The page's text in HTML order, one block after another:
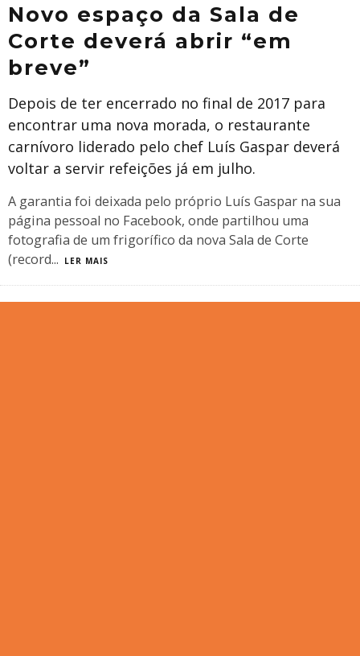
Novo espaço da Sala de
Corte deverá abrir “em
breve”
Depois de ter encerrado no final de 2017 para
encontrar uma nova morada, o restaurante
carnívoro liderado pelo chef Luís Gaspar deverá
voltar a servir refeições já em julho.
A garantia foi deixada pelo próprio Luís Gaspar na sua
página pessoal no Facebook, onde partilhou uma
fotografia de um frigorífico da nova Sala de Corte
(record... LER MAIS